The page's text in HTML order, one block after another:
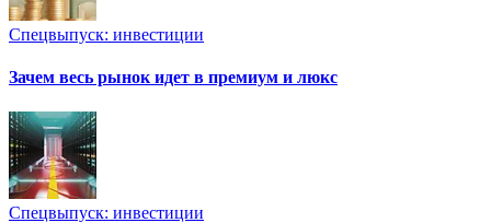
Спецвыпуск: инвестиции
Зачем весь рынок идет в премиум и люкс
Спецвыпуск: инвестиции